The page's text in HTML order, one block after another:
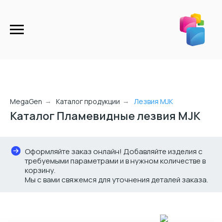
MegaGen → Каталог продукции → Лезвия MJK
Каталог Пламевидные лезвия MJK
Оформляйте заказ онлайн! Добавляйте изделия с
требуемыми параметрами и в нужном количестве в
корзину.
Мы с вами свяжемся для уточнения деталей заказа.